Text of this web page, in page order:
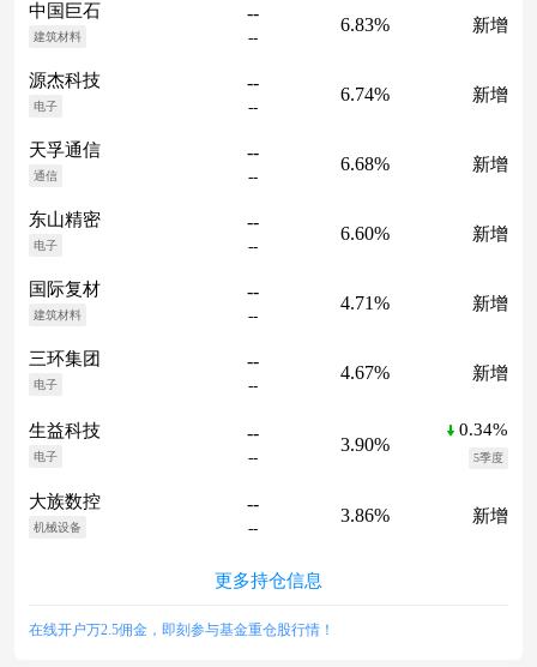
中国巨石
建筑材料
--
--
6.83% 新增
源杰科技
电子
--
--
6.74% 新增
天孚通信
通信
--
--
6.68% 新增
东山精密
电子
--
--
6.60% 新增
国际复材
建筑材料
--
--
4.71% 新增
三环集团
电子
--
--
4.67% 新增
生益科技
电子
--
--
3.90%
0.34%
5季度
大族数控
机械设备
--
--
3.86% 新增
更多持仓信息
在线开户万2.5佣金，即刻参与基金重仓股行情！